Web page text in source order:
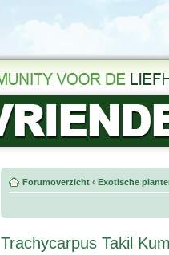
Forumoverzicht ‹ Exotische
Trachycarpus Takil